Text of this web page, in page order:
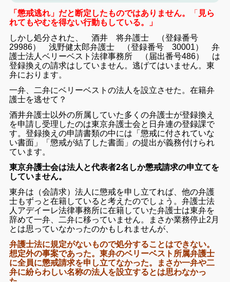
「懲戒逃れ」だと断定したものではありません。 「 見ら
れてもやむを得ない行動もしている。」
しかし処分された、 酒井 将弁護士 （登録番号
29986）浅野健太郎弁護士 （登録番号 30001）
弁
護士法人ベリーベスト法律事務所 （届出番号486）
は
登録換えの請求はしていません。逃げてはいません。東
弁におります。
一弁、二弁にベリーベストの法人を設立させた。在籍弁
護士を逃せて？
酒井弁護士以外の所属していた多くの弁護士が登録換え
を申請し受理したのは東京弁護士会と日弁連の登録課で
す。登録換えの申請書類の中には「懲戒に付されていな
い書面」「懲戒が結了した書面」の提出が義務付けられ
ています。
東京弁護士会は法人と代表者2名しか懲戒請求の申立てを
していません。
東弁は（会請求）法人に懲戒を申し立てれば、他の弁護
士もずっと在籍していると考えたのでしょう。弁護士法
人アデイーレ法律事務所に在籍していた弁護士は東弁を
辞めて一弁、二弁に移っていません。まさか業務停止2月
とは思っていなかったのかもしれませんが、
弁護士法に規定がないもので処分することはできない。
想定外の事案であった。東弁のベリーベスト所属弁護士
に全員に懲戒請求を申し立てなかった。まさか一弁や二
弁に紛らわしい名称の法人を設立するとは思わなかっ